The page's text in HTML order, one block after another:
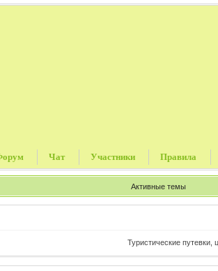
Чат Участники Правила
Активные темы
Туристические путевки,